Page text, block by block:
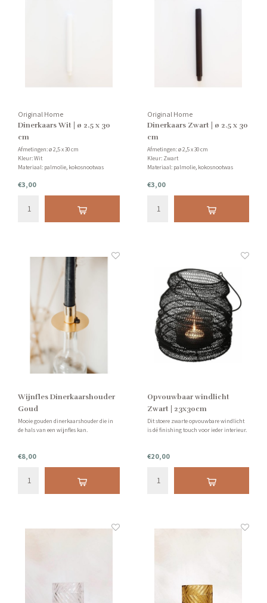
Original Home
Dinerkaars Wit | ø 2.5 x 30
cm
Afmetingen: ø 2,5 x 30 cm
Kleur: Wit
Materiaal: palmolie, kokosnootwas
€3,00
Original Home
Dinerkaars Zwart | ø 2.5 x 30
cm
Afmetingen: ø 2,5 x 30 cm
Kleur: Zwart
Materiaal: palmolie, kokosnootwas
€3,00
Wijnfles Dinerkaarshouder
Goud
Mooie gouden dinerkaarshouder die in
de hals van een wijnfles kan.
€8,00
Opvouwbaar windlicht
Zwart | 23x30cm
Dit stoere zwarte opvouwbare windlicht
is dé finishing touch voor ieder interieur.
€20,00